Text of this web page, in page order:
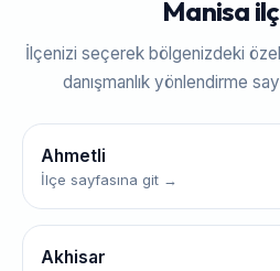
Manisa
İlçenizi seçerek bölgenizdeki
danışmanlık yönlendirme
Ahmetli
İlçe sayfasına git →
Akhisar